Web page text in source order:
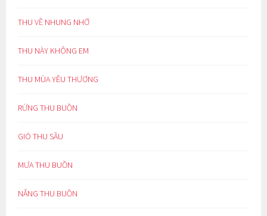
THU VỀ NHUNG NHỚ
THU NÀY KHÔNG EM
THU MÙA YÊU THƯƠNG
RỪNG THU BUỒN
GIÓ THU SẦU
MƯA THU BUỒN
NẮNG THU BUỒN